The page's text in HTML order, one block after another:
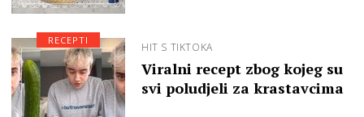
HIT S TIKTOKA
Viralni recept zbog kojeg su
svi poludjeli za krastavcima
RECEPTI